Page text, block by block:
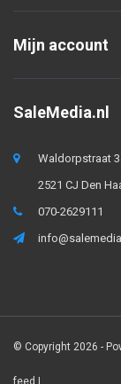
Mijn account
SaleMedia.nl
Waldorpstraat
2521 CJ Den
070-2629111
© Copyright 2026 -
feed |